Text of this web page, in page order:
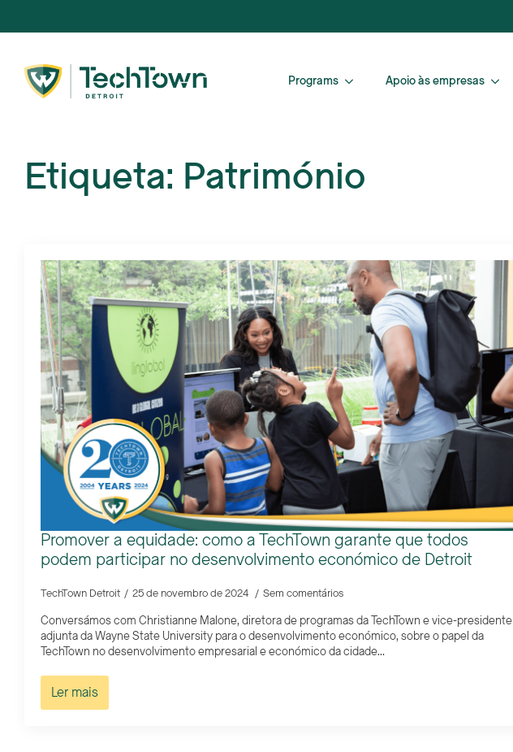
Programs Apoio às empresas
Etiqueta: Património
Promover a equidade: como a TechTown garante que todos
podem participar no desenvolvimento económico de Detroit
TechTown Detroit 25 de novembro de 2024 Sem comentários
Conversámos com Christianne Malone, diretora de programas da TechTown e vice-presidente
adjunta da Wayne State University para o desenvolvimento económico, sobre o papel da
TechTown no desenvolvimento empresarial e económico da cidade...
Ler mais